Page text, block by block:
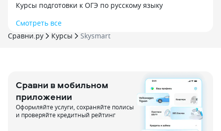
подобрать и опробовать другую
кандидатуру. 2. Интерактивная среда
онлайн-занятия. То есть онлайн-
доска, где рисуют оба участника.
Проверено на геометрии и физике. 3.
Домашние задания размещаются
и выполняются на платформе.
Курсы подготовки к ОГЭ по русскому языку
Смотреть все
Сравни.ру
Курсы Skysmart
Сравни в мобильном
приложении
Оформляйте услуги, сохраняйте полисы
и проверяйте кредитный рейтинг